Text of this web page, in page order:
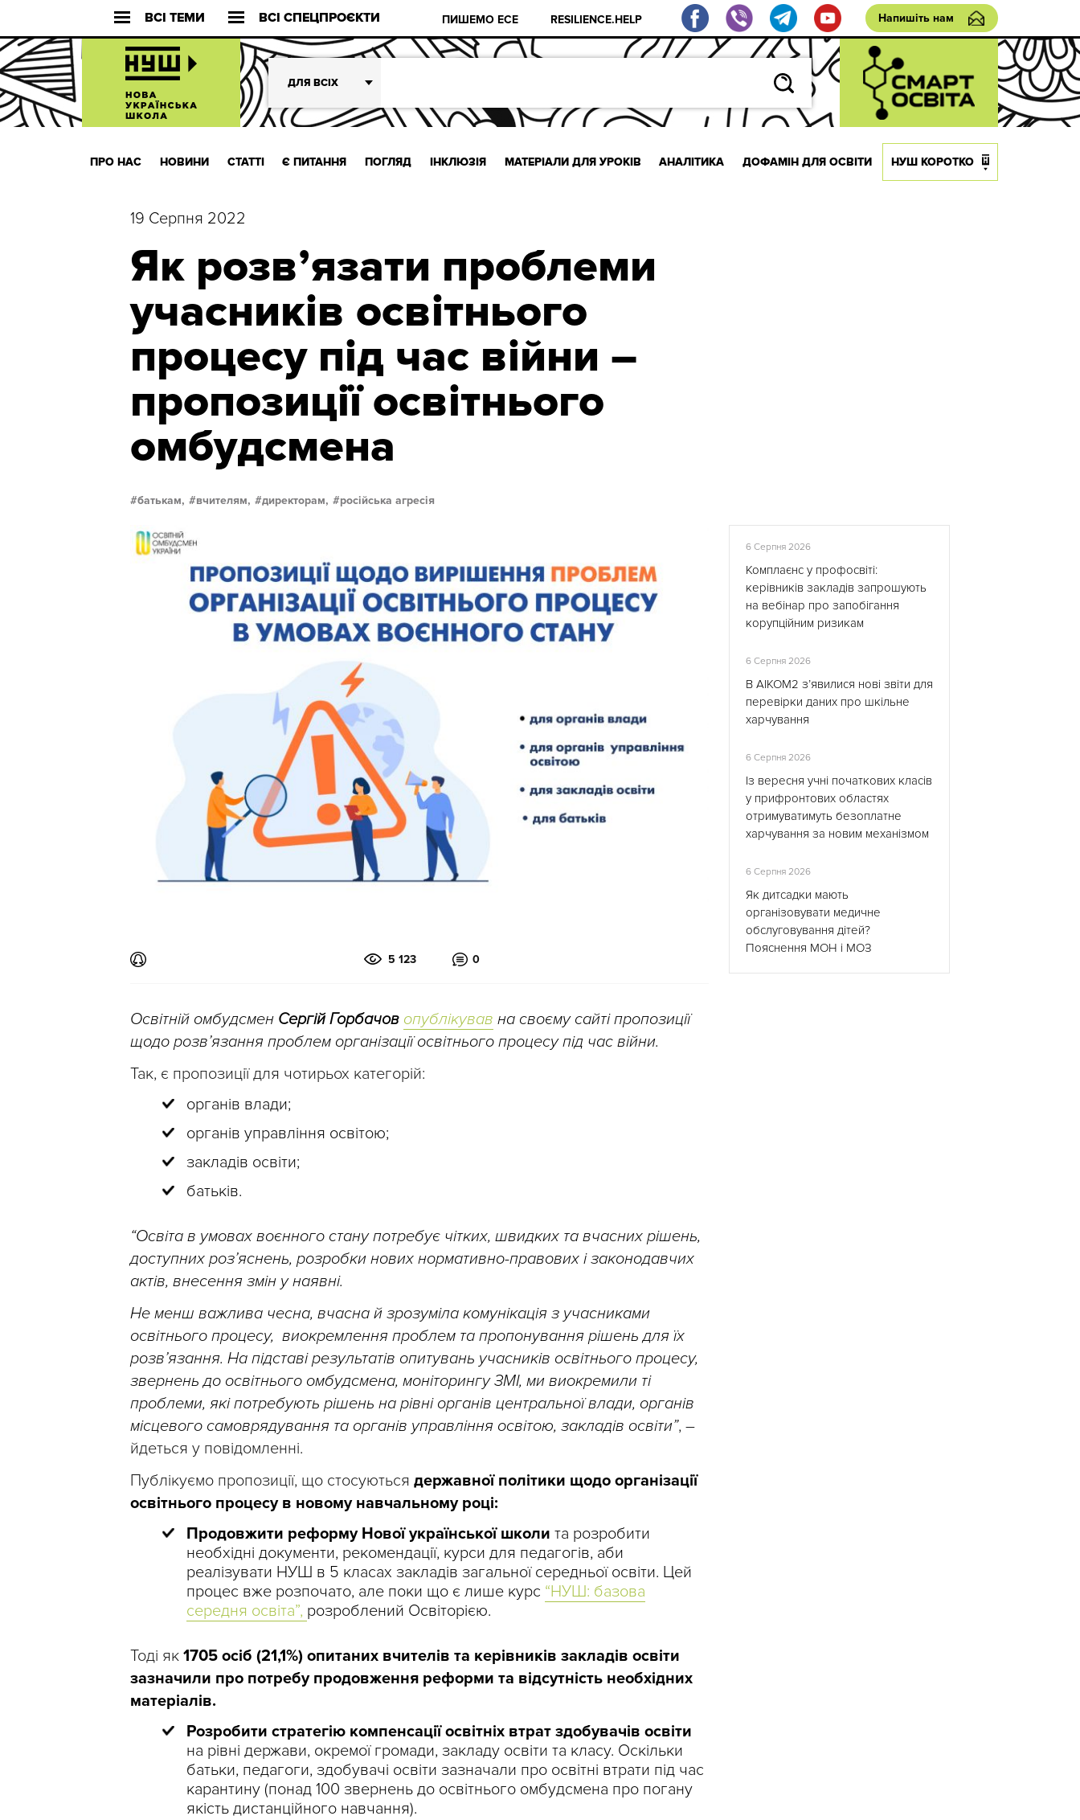
ВСІ ТЕМИ ВСІ СПЕЦПРОЄКТИ ПИШЕМО ЕСЕ RESILIENCE.HELP Напишіть нам
ДЛЯ ВСІХ
ПРО НАС НОВИНИ СТАТТІ Є ПИТАННЯ ПОГЛЯД ІНКЛЮЗІЯ МАТЕРІАЛИ ДЛЯ УРОКІВ АНАЛІТИКА ДОФАМІН ДЛЯ ОСВІТИ НУШ КОРОТКО
19 Серпня 2022
Як розв’язати проблеми
учасників освітнього
процесу під час війни –
пропозиції освітнього
омбудсмена
батькам, вчителям, директорам, російська агресія
5 123 0
Освітній омбудсмен Сергій Горбачов опублікував на своєму сайті пропозиції
щодо розв’язання проблем організації освітнього процесу під час війни.
Так, є пропозиції для чотирьох категорій:
органів влади;
органів управління освітою;
закладів освіти;
батьків.
“Освіта в умовах воєнного стану потребує чітких, швидких та вчасних рішень,
доступних роз’яснень, розробки нових нормативно-правових і законодавчих
актів, внесення змін у наявні.
Не менш важлива чесна, вчасна й зрозуміла комунікація з учасниками
освітнього процесу, виокремлення проблем та пропонування рішень для їх
розв’язання. На підставі результатів опитувань учасників освітнього процесу,
звернень до освітнього омбудсмена, моніторингу ЗМІ, ми виокремили ті
проблеми, які потребують рішень на рівні органів центральної влади, органів
місцевого самоврядування та органів управління освітою, закладів освіти”, –
йдеться у повідомленні.
Публікуємо пропозиції, що стосуються державної політики щодо організації
освітнього процесу в новому навчальному році:
Продовжити реформу Нової української школи та розробити
необхідні документи, рекомендації, курси для педагогів, аби
реалізувати НУШ в 5 класах закладів загальної середньої освіти. Цей
процес вже розпочато, але поки що є лише курс “НУШ: базова
середня освіта”, розроблений Освіторією.
Тоді як 1705 осіб (21,1%) опитаних вчителів та керівників закладів освіти
зазначили про потребу продовження реформи та відсутність необхідних
матеріалів.
Розробити стратегію компенсації освітніх втрат здобувачів освіти
на рівні держави, окремої громади, закладу освіти та класу. Оскільки
батьки, педагоги, здобувачі освіти зазначали про освітні втрати під час
карантину (понад 100 звернень до освітнього омбудсмена про погану
якість дистанційного навчання).
6 Серпня 2026
Комплаєнс у профосвіті:
керівників закладів запрошують
на вебінар про запобігання
корупційним ризикам
6 Серпня 2026
В АІКОМ2 з’явилися нові звіти для
перевірки даних про шкільне
харчування
6 Серпня 2026
Із вересня учні початкових класів
у прифронтових областях
отримуватимуть безоплатне
харчування за новим механізмом
6 Серпня 2026
Як дитсадки мають
організовувати медичне
обслуговування дітей?
Пояснення МОН і МОЗ